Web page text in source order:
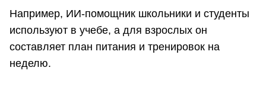
Например, ИИ-помощник школьники и студенты
используют в учебе, а для взрослых он
составляет план питания и тренировок на
неделю.